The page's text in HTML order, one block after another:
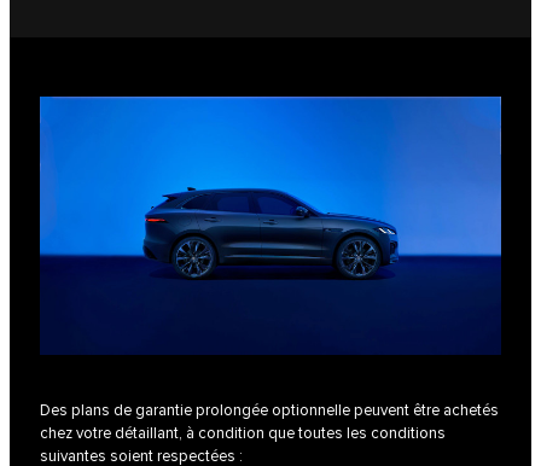
Des plans de garantie prolongée optionnelle peuvent être achetés
chez votre détaillant, à condition que toutes les conditions
suivantes soient respectées :